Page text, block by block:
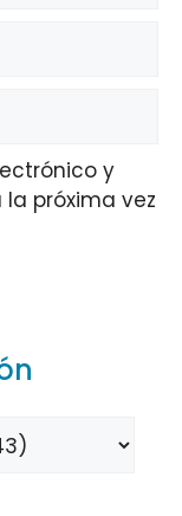
y
próxima vez